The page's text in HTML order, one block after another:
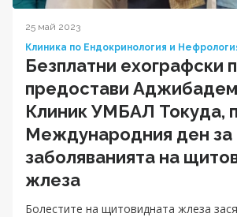
25 май 2023
Клиника по Ендокринология и
Безплатни ехографски
предостави
Клиник УМБАЛ Токуда,
Международния ден за
заболяванията на
жлеза
Болестите на щитовидната жлеза